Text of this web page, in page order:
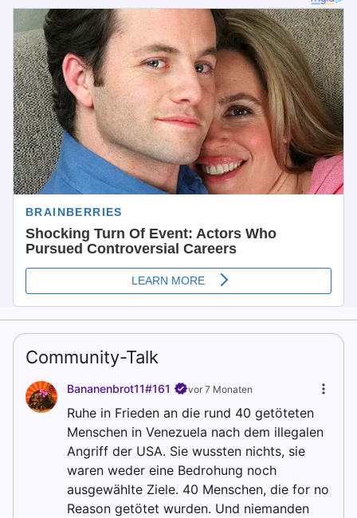
Community-Talk
Bananenbrot11#161 vor 7 Monaten
Ruhe in Frieden an die rund 40 getöteten
Menschen in Venezuela nach dem illegalen
Angriff der USA. Sie wussten nichts, sie
waren weder eine Bedrohung noch
ausgewählte Ziele. 40 Menschen, die for no
Reason getötet wurden. Und niemanden